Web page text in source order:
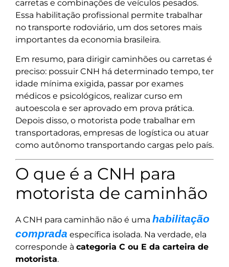
carretas e combinações de veículos pesados.
Essa habilitação profissional permite trabalhar
no transporte rodoviário, um dos setores mais
importantes da economia brasileira.
Em resumo, para dirigir caminhões ou carretas é
preciso: possuir CNH há determinado tempo, ter
idade mínima exigida, passar por exames
médicos e psicológicos, realizar curso em
autoescola e ser aprovado em prova prática.
Depois disso, o motorista pode trabalhar em
transportadoras, empresas de logística ou atuar
como autônomo transportando cargas pelo país.
O que é a CNH para
motorista de caminhão
A CNH para caminhão não é uma habilitação
comprada específica isolada. Na verdade, ela
corresponde à categoria C ou E da carteira de
motorista.